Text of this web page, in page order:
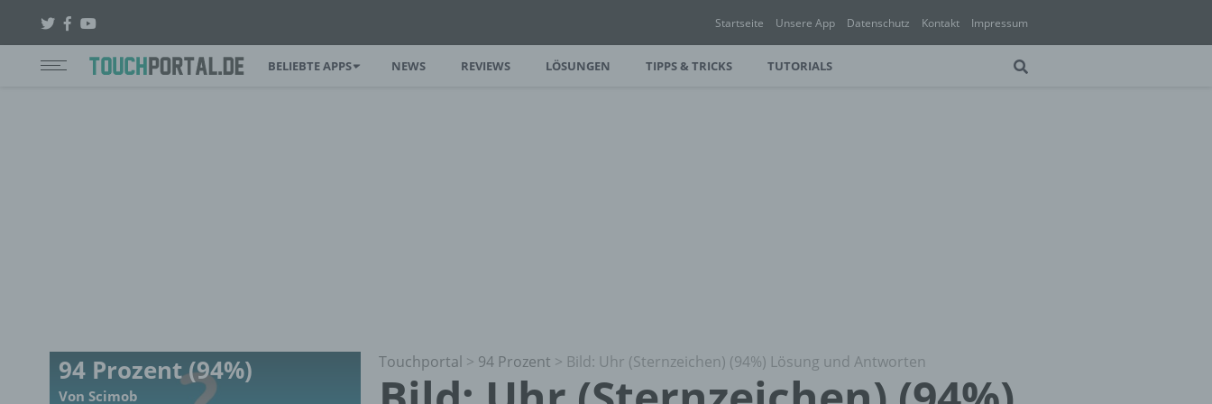
Startseite Unsere App Datenschutz Kontakt Impressum
BELIEBTE APPS NEWS REVIEWS LÖSUNGEN TIPPS & TRICKS TUTORIALS
Touchportal > 94 Prozent > Bild: Uhr (Sternzeichen) (94%) Lösung und Antworten
94 Prozent (94%)
Von Scimob